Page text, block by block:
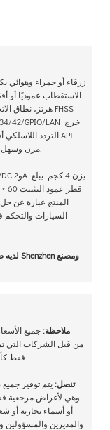
وعينة تجريبية (VC وVB) يتم توفير ملف SDK مرن وسهل التشغيل.
المنتج عبارة عن
السيارات والتحكم
ملاحظة:جميع
تنصل:يتم توفير
وهي لأغراض مرجعية
أو أسماء تجارية أو
والمديرين والمسؤولين